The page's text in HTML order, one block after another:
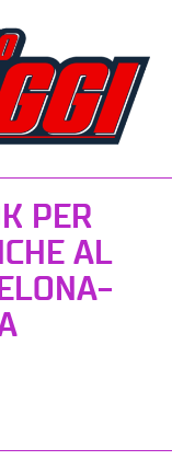
PER
AL